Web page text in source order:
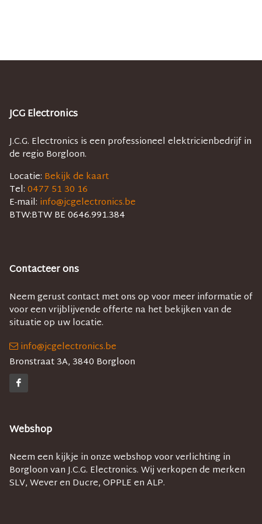
JCG Electronics
J.C.G. Electronics is een professioneel elektricienbedrijf in
de regio Borgloon.
Locatie: Bekijk de kaart
Tel:0477 51 30 16
E-mail: info@jcgelectronics.be
BTW:BTW BE 0646.991.384
Contacteer ons
Neem gerust contact met ons op voor meer informatie of
voor een vrijblijvende offerte na het bekijken van de
situatie op uw locatie.
info@jcgelectronics.be
Bronstraat 3A, 3840 Borgloon
Webshop
Neem een kijkje in onze webshop voor verlichting in
Borgloon van J.C.G. Electronics. Wij verkopen de merken
SLV, Wever en Ducre, OPPLE en ALP.